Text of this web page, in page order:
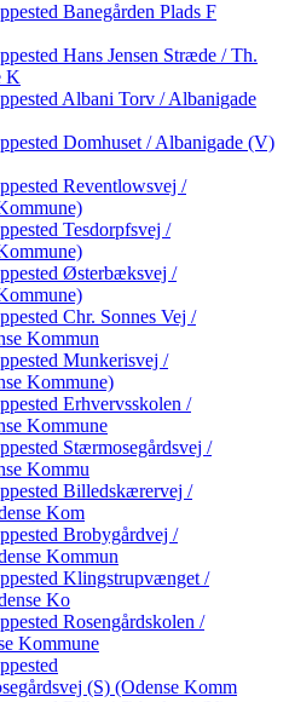
Banegården Plads F
Hans Jensen Stræde / Th.
K
Albani Torv / Albanigade
Domhuset / Albanigade (V)
Reventlowsvej /
Tesdorpfsvej /
Østerbæksvej /
Chr. Sonnes Vej /
Kommun
Munkerisvej /
Kommune)
Erhvervsskolen /
Kommune
Stærmosegårdsvej /
Kommu
Billedskærervej /
Kom
Brobygårdvej /
Kommun
Klingstrupvænget /
Ko
Rosengårdskolen /
Kommune
(S) (Odense Komm